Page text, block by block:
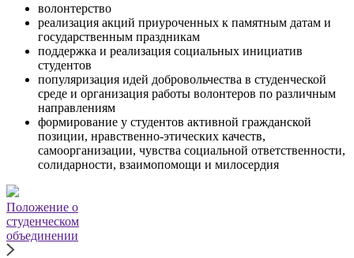
волонтерство
реализация акций приуроченных к памятным датам и
государственным праздникам
поддержка и реализация социальных инициатив
студентов
популяризация идей добровольчества в студенческой
среде и организация работы волонтеров по различным
направлениям
формирование у студентов активной гражданской
позиции, нравственно-этических качеств,
самоорганизации, чувства социальной ответственности,
солидарности, взаимопомощи и милосердия
Положение о
студенческом
объединении